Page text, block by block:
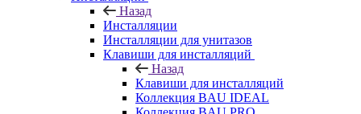
Назад
Инсталляции
Инсталляции для унитазов
Клавиши для инсталляций
Назад
Клавиши для инсталляций
Коллекция BAU IDEAL